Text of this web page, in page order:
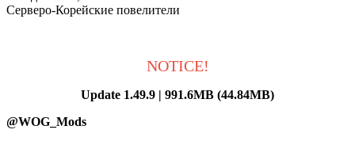
Серверо-Корейские повелители
NOTICE!
Update 1.49.9 | 991.6MB (44.84MB)
@WOG_Mods